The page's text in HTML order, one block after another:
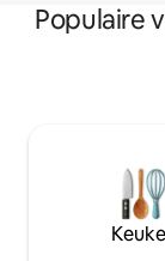
Populaire